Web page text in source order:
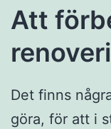
Att
Det finns
göra, för att i